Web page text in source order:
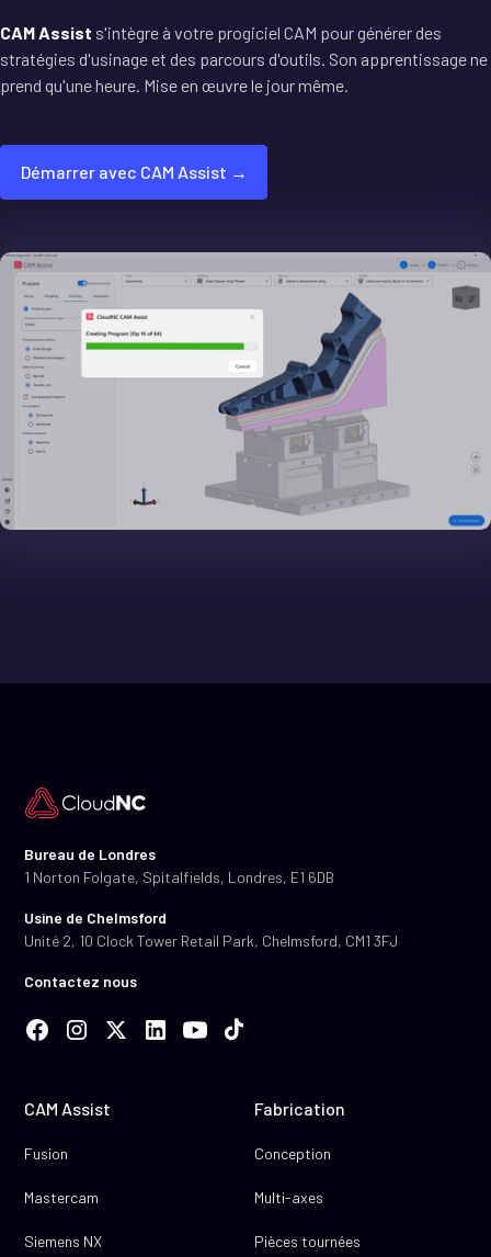
CAM Assist s'intègre à votre progiciel CAM pour générer des
stratégies d'usinage et des parcours d'outils. Son apprentissage ne
prend qu'une heure. Mise en œuvre le jour même.
Démarrer avec CAM Assist →
Bureau de Londres
1 Norton Folgate, Spitalfields, Londres, E1 6DB
Usine de Chelmsford
Unité 2, 10 Clock Tower Retail Park, Chelmsford, CM1 3FJ
Contactez nous
CAM Assist
Fusion
Mastercam
Siemens NX
Fabrication
Conception
Multi-axes
Pièces tournées